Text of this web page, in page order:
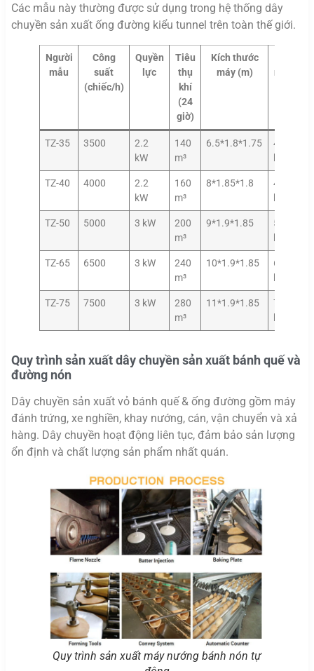
Các mẫu này thường được sử dụng trong hệ thống dây
chuyền sản xuất ống đường kiểu tunnel trên toàn thế giới.
Người
mẫu
Công
suất
(chiếc/h)
Quyền
lực
Tiêu
thụ
khí
(24
giờ)
Kích thước
máy (m)
nặng
TZ-35 3500
2.2
kW
140
m³
6.5*1.8*1.75
4200
TZ-40 4000
2.2
kW
160
m³
8*1.85*1.8
4700
TZ-50 5000 3 kW
200
m³
9*1.9*1.85
5100
TZ-65 6500 3 kW
240
m³
10*1.9*1.85
6000
TZ-75 7500 3 kW
280
m³
11*1.9*1.85
7100
Quy trình sản xuất dây chuyền sản xuất bánh quế và
đường nón
Dây chuyền sản xuất vỏ bánh quế & ống đường gồm máy
đánh trứng, xe nghiền, khay nướng, cán, vận chuyển và xả
hàng. Dây chuyền hoạt động liên tục, đảm bảo sản lượng
ổn định và chất lượng sản phẩm nhất quán.
Quy trình sản xuất máy nướng bánh nón tự